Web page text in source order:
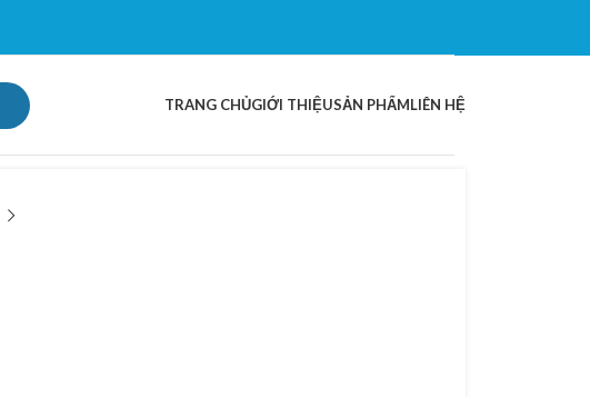
TRANG CHỦGIỚI THIỆUSẢN PHẨMLIÊN HỆ